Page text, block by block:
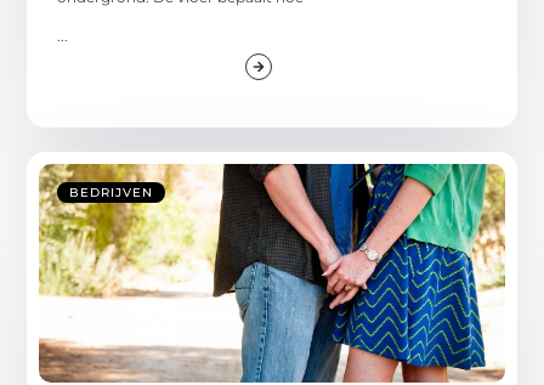
...
BEDRIJVEN